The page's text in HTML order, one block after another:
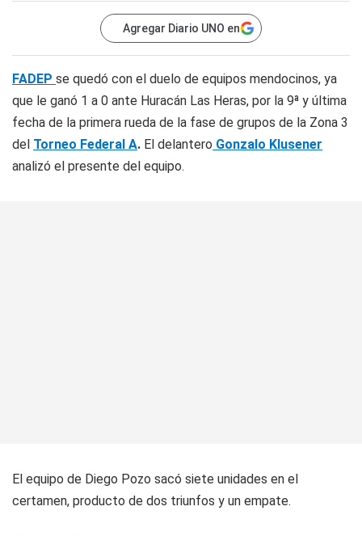
Agregar Diario UNO en
FADEP se quedó con el duelo de equipos mendocinos, ya
que le ganó 1 a 0 ante Huracán Las Heras, por la 9ª y última
fecha de la primera rueda de la fase de grupos de la Zona 3
del Torneo Federal A. El delantero Gonzalo Klusener
analizó el presente del equipo.
El equipo de Diego Pozo sacó siete unidades en el
certamen, producto de dos triunfos y un empate.